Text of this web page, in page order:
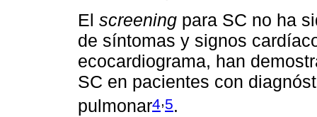
El screening para SC no ha
de síntomas y signos
ecocardiograma, han
SC en pacientes con
pulmonar4,5.